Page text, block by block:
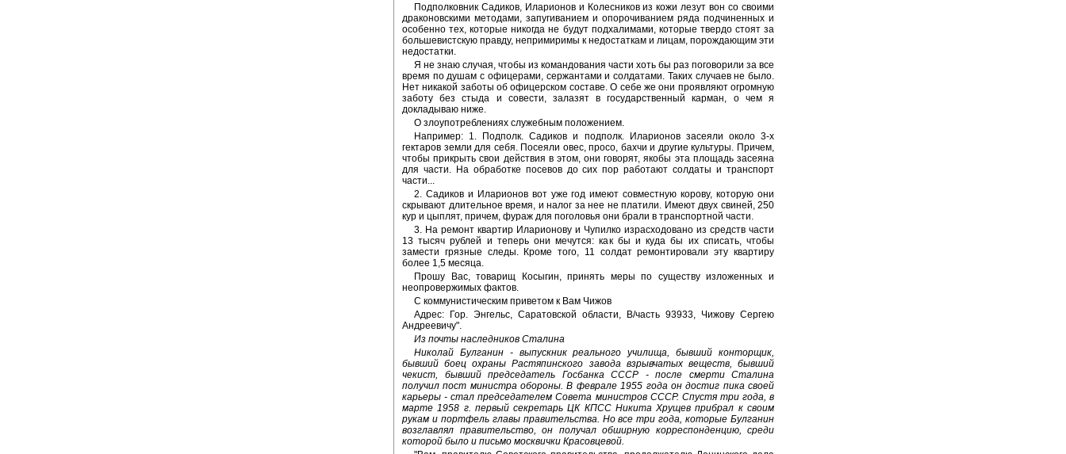
Подполковник Садиков, Иларионов и Колесников из кожи лезут вон со своими
драконовскими методами, запугиванием и опорочиванием ряда подчиненных и
особенно тех, которые никогда не будут подхалимами, которые твердо стоят за
большевистскую правду, непримиримы к недостаткам и лицам, порождающим эти
недостатки.
Я не знаю случая, чтобы из командования части хоть бы раз поговорили за все
время по душам с офицерами, сержантами и солдатами. Таких случаев не было.
Нет никакой заботы об офицерском составе. О себе же они проявляют огромную
заботу без стыда и совести, залазят в государственный карман, о чем я
докладываю ниже.
О злоупотреблениях служебным положением.
Например: 1. Подполк. Садиков и подполк. Иларионов засеяли около 3-х
гектаров земли для себя. Посеяли овес, просо, бахчи и другие культуры. Причем,
чтобы прикрыть свои действия в этом, они говорят, якобы эта площадь засеяна
для части. На обработке посевов до сих пор работают солдаты и транспорт
части...
2. Садиков и Иларионов вот уже год имеют совместную корову, которую они
скрывают длительное время, и налог за нее не платили. Имеют двух свиней, 250
кур и цыплят, причем, фураж для поголовья они брали в транспортной части.
3. На ремонт квартир Иларионову и Чупилко израсходовано из средств части
13 тысяч рублей и теперь они мечутся: как бы и куда бы их списать, чтобы
замести грязные следы. Кроме того, 11 солдат ремонтировали эту квартиру
более 1,5 месяца.
Прошу Вас, товарищ Косыгин, принять меры по существу изложенных и
неопровержимых фактов.
С коммунистическим приветом к Вам Чижов
Адрес: Гор. Энгельс, Саратовской области, В/часть 93933, Чижову Сергею
Андреевичу".
Из почты наследников Сталина
Николай Булганин - выпускник реального училища, бывший конторщик,
бывший боец охраны Растяпинского завода взрывчатых веществ, бывший
чекист, бывший председатель Госбанка СССР - после смерти Сталина
получил пост министра обороны. В феврале 1955 года он достиг пика своей
карьеры - стал председателем Совета министров СССР. Спустя три года, в
марте 1958 г. первый секретарь ЦК КПСС Никита Хрущев прибрал к своим
рукам и портфель главы правительства. Но все три года, которые Булганин
возглавлял правительство, он получал обширную корреспонденцию, среди
которой было и письмо москвички Красовцевой.